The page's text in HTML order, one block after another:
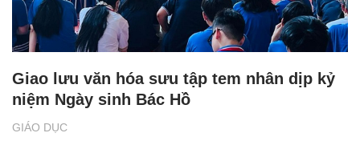
GIÁO DỤC
Giao lưu văn hóa sưu tập tem nhân dịp kỷ
niệm Ngày sinh Bác Hồ